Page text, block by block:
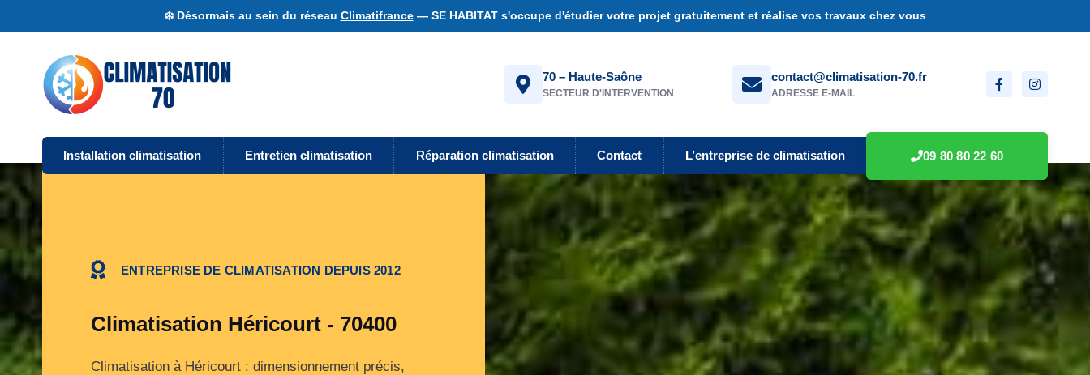
❄️ Désormais au sein du réseau Climatifrance— SE HABITAT s'occupe d'étudier votre projet gratuitement et réalise vos travaux chez vous
70 – Haute-Saône
SECTEUR D'INTERVENTION
contact@climatisation-70.fr
ADRESSE E-MAIL
Installation climatisation Entretien climatisation Réparation climatisation Contact L’entreprise de climatisation 09 80 80 22 60
ENTREPRISE DE CLIMATISATION DEPUIS 2012
Climatisation Héricourt - 70400
Climatisation à Héricourt : dimensionnement précis,